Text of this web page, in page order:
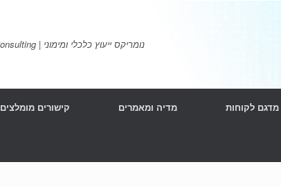
נומריקס ייעוץ כלכלי ומימוני | Numerics Economic & Financial Consulting
מדגם לקוחות מדיה ומאמרים קישורים מומלצים